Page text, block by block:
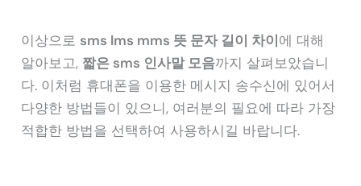
이상으로 sms lms mms 뜻 문자 길이 차이에 대해
알아보고, 짧은 sms 인사말 모음까지 살펴보았습니
다. 이처럼 휴대폰을 이용한 메시지 송수신에 있어서
다양한 방법들이 있으니, 여러분의 필요에 따라 가장
적합한 방법을 선택하여 사용하시길 바랍니다.